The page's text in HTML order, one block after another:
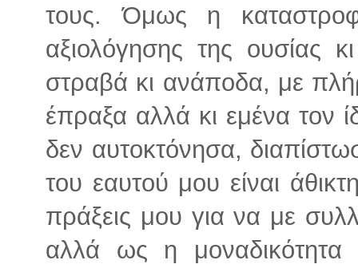
τους. Όμως η
αξιολόγησης της ουσίας
στραβά κι ανάποδα, με
έπραξα αλλά κι εμένα τον
δεν αυτοκτόνησα,
του εαυτού μου είναι
πράξεις μου για να με
αλλά ως η μοναδικότητα